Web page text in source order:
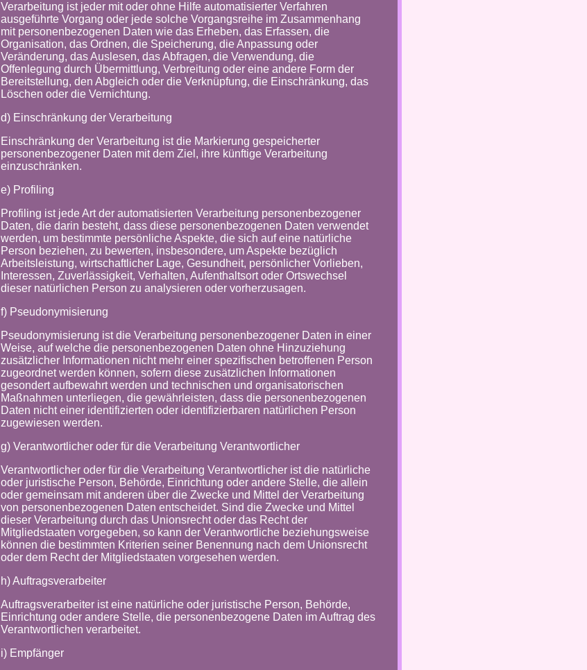
Verarbeitung ist jeder mit oder ohne Hilfe automatisierter Verfahren
ausgeführte Vorgang oder jede solche Vorgangsreihe im Zusammenhang
mit personenbezogenen Daten wie das Erheben, das Erfassen, die
Organisation, das Ordnen, die Speicherung, die Anpassung oder
Veränderung, das Auslesen, das Abfragen, die Verwendung, die
Offenlegung durch Übermittlung, Verbreitung oder eine andere Form der
Bereitstellung, den Abgleich oder die Verknüpfung, die Einschränkung, das
Löschen oder die Vernichtung.
d) Einschränkung der Verarbeitung
Einschränkung der Verarbeitung ist die Markierung gespeicherter
personenbezogener Daten mit dem Ziel, ihre künftige Verarbeitung
einzuschränken.
e) Profiling
Profiling ist jede Art der automatisierten Verarbeitung personenbezogener
Daten, die darin besteht, dass diese personenbezogenen Daten verwendet
werden, um bestimmte persönliche Aspekte, die sich auf eine natürliche
Person beziehen, zu bewerten, insbesondere, um Aspekte bezüglich
Arbeitsleistung, wirtschaftlicher Lage, Gesundheit, persönlicher Vorlieben,
Interessen, Zuverlässigkeit, Verhalten, Aufenthaltsort oder Ortswechsel
dieser natürlichen Person zu analysieren oder vorherzusagen.
f) Pseudonymisierung
Pseudonymisierung ist die Verarbeitung personenbezogener Daten in einer
Weise, auf welche die personenbezogenen Daten ohne Hinzuziehung
zusätzlicher Informationen nicht mehr einer spezifischen betroffenen Person
zugeordnet werden können, sofern diese zusätzlichen Informationen
gesondert aufbewahrt werden und technischen und organisatorischen
Maßnahmen unterliegen, die gewährleisten, dass die personenbezogenen
Daten nicht einer identifizierten oder identifizierbaren natürlichen Person
zugewiesen werden.
g) Verantwortlicher oder für die Verarbeitung Verantwortlicher
Verantwortlicher oder für die Verarbeitung Verantwortlicher ist die natürliche
oder juristische Person, Behörde, Einrichtung oder andere Stelle, die allein
oder gemeinsam mit anderen über die Zwecke und Mittel der Verarbeitung
von personenbezogenen Daten entscheidet. Sind die Zwecke und Mittel
dieser Verarbeitung durch das Unionsrecht oder das Recht der
Mitgliedstaaten vorgegeben, so kann der Verantwortliche beziehungsweise
können die bestimmten Kriterien seiner Benennung nach dem Unionsrecht
oder dem Recht der Mitgliedstaaten vorgesehen werden.
h) Auftragsverarbeiter
Auftragsverarbeiter ist eine natürliche oder juristische Person, Behörde,
Einrichtung oder andere Stelle, die personenbezogene Daten im Auftrag des
Verantwortlichen verarbeitet.
i) Empfänger